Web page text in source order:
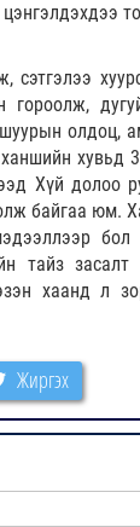
сэтгэлээ
гороолж,
олдоц,
хувьд
Хүй долоо
байгаа юм.
тайз
хаанд л
Жиргэх